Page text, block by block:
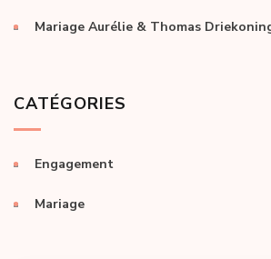
Mariage Aurélie & Thomas
CATÉGORIES
Engagement
Mariage